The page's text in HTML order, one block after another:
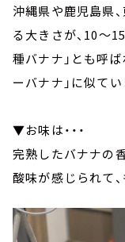
沖縄県や鹿児島県
る大きさが、10～
種バナナ」とも呼
ーバナナ」に似てい
▼お味は・・・
完熟したバナナの
酸味が感じられて